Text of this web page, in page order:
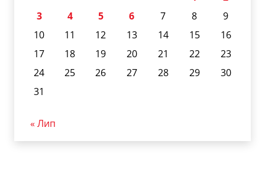
3
4 5 6 7 8
9
10
11 12 13 14 15
16
17
18 19 20 21 22
23
24
25 26 27 28 29
30
31
« Лип